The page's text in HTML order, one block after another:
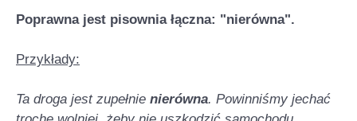
Poprawna jest pisownia łączna: "nierówna".
Przykłady:
Ta droga jest zupełnie nierówna. Powinniśmy jechać